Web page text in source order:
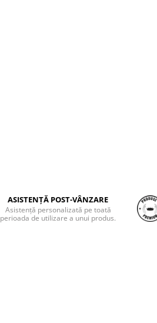
ASISTENȚĂ POST-VÂNZARE
Asistență personalizată pe toată
perioada de utilizare a unui produs.